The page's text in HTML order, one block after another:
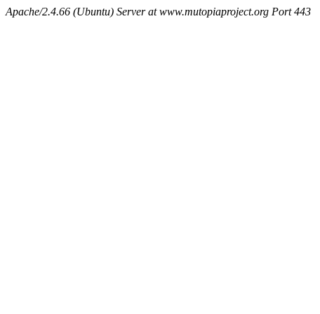
Apache/2.4.66 (Ubuntu) Server at www.mutopiaproject.org Port 443